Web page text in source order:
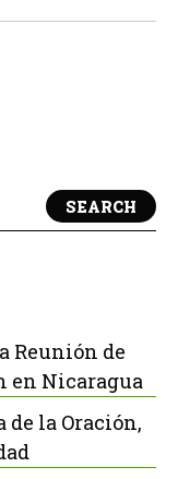
SEARCH
Reunión de
en Nicaragua
de la Oración,